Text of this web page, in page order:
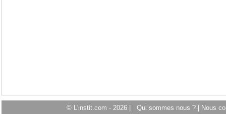
© L'instit.com - 2026 | Qui sommes nous ?
Nous